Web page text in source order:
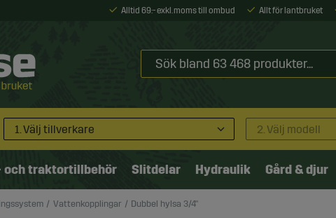
Alltid 69:- exkl. moms till ombud Allt för lantbruket
1. Välj tillverkare 2. Välj modell
och traktortillbehör Slitdelar Hydraulik Gård & djur
Vattenkopplingar Dubbel hylsa 3/4"